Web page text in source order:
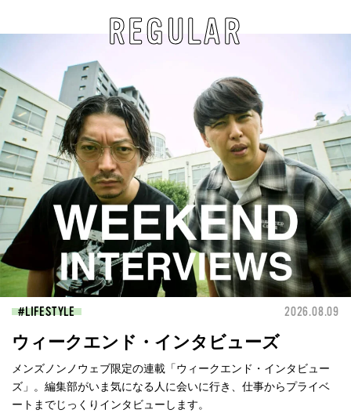
REGULAR
LIFESTYLE 2026.08.09
ウィークエンド・インタビューズ
メンズノンノウェブ限定の連載「ウィークエンド・インタビュー
ズ」。編集部がいま気になる人に会いに行き、仕事からプライベ
ートまでじっくりインタビューします。